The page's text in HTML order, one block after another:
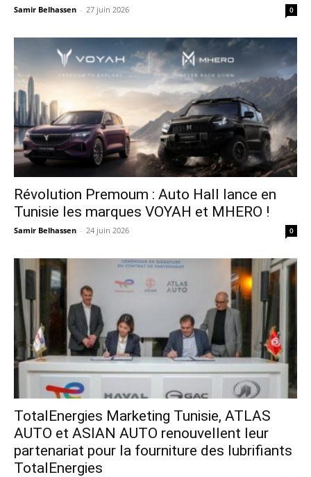
Samir Belhassen - 27 juin 2026 0
Révolution Premoum : Auto Hall lance en
Tunisie les marques VOYAH et MHERO !
Samir Belhassen - 24 juin 2026 0
TotalEnergies Marketing Tunisie, ATLAS
AUTO et ASIAN AUTO renouvellent leur
partenariat pour la fourniture des lubrifiants
TotalEnergies